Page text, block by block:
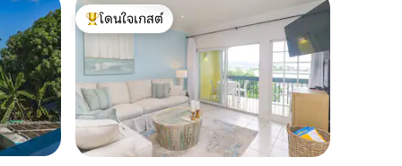
โดนใจเกสต์ที่สุด
โดนใจเกสต์